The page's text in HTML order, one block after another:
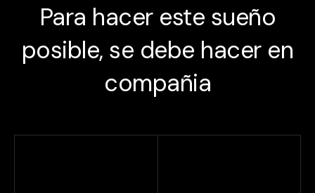
Para hacer este sueño
posible, se debe hacer en
compañia